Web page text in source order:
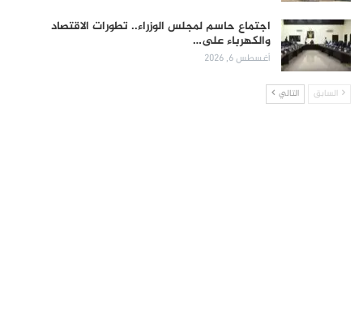
اجتماع حاسم لمجلس الوزراء.. تطورات الاقتصاد
والكهرباء على…
أغسطس 6, 2026
السابق التالي